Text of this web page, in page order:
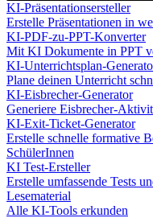
KI-Präsentationsersteller
Erstelle Präsentationen in
KI-PDF-zu-PPT-Konverter
Mit KI Dokumente in PPT
KI-Unterrichtsplan-
Plane deinen Unterricht
KI-Eisbrecher-Generator
Generiere Eisbrecher-
KI-Exit-Ticket-Generator
Erstelle schnelle formative
SchülerInnen
KI Test-Ersteller
Erstelle umfassende Tests
Lesematerial
Alle KI-Tools erkunden